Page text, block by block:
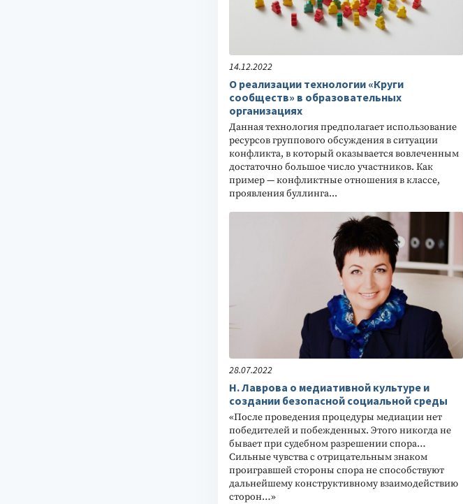
14.12.2022
О реализации технологии «Круги
сообществ» в образовательных
организациях
Данная технология предполагает использование
ресурсов группового обсуждения в ситуации
конфликта, в который оказывается вовлеченным
достаточно большое число участников. Как
пример — конфликтные отношения в классе,
проявления буллинга...
28.07.2022
Н. Лаврова о медиативной культуре и
создании безопасной социальной среды
«После проведения процедуры медиации нет
победителей и побежденных. Этого никогда не
бывает при судебном разрешении спора…
Сильные чувства с отрицательным знаком
проигравшей стороны спора не способствуют
дальнейшему конструктивному взаимодействию
сторон…»